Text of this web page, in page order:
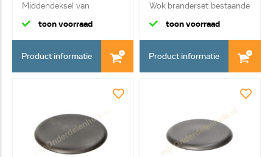
Middendeksel van
wokbrander
toon voorraad
Product informatie
Wok branderset bestaande
uit ke...
toon voorraad
Product informatie